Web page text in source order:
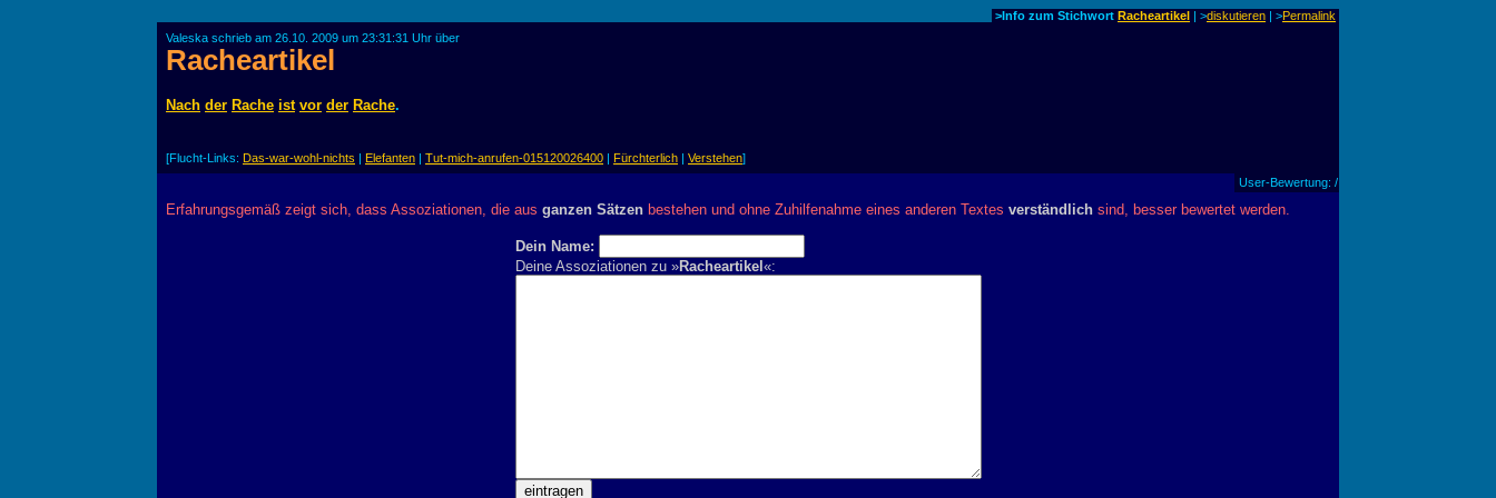
>Info zum Stichwort Racheartikel | >diskutieren | >Permalink
Valeska schrieb am 26.10. 2009 um 23:31:31 Uhr über
Racheartikel
Nach der Rache ist vor der Rache.
[Flucht-Links: Das-war-wohl-nichts | Elefanten | Tut-mich-anrufen-015120026400 | Fürchterlich | Verstehen]
User-Bewertung: /
Erfahrungsgemäß zeigt sich, dass Assoziationen, die aus ganzen Sätzen bestehen und ohne Zuhilfenahme eines anderen Textes verständlich sind, besser bewertet werden.
Dein Name:
Deine Assoziationen zu »Racheartikel «: